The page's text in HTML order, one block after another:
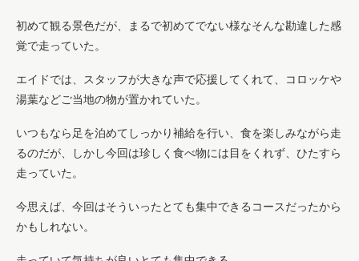
初めて観る景色だが、まるで初めてでない様なそんな勘違した感
覚で走っていた。
エイドでは、スタッフが大きな声で応援してくれて、コロッケや
湯葉などご当地の物が置かれていた。
いつもなら足を泊めてしっかり補給を行い、食を楽しみながら走
るのだが、しかし今回は珍しく食べ物には目をくれず、ひたすら
走っていた。
今思えば、今回はそういったとても集中できるコースだったから
かもしれない。